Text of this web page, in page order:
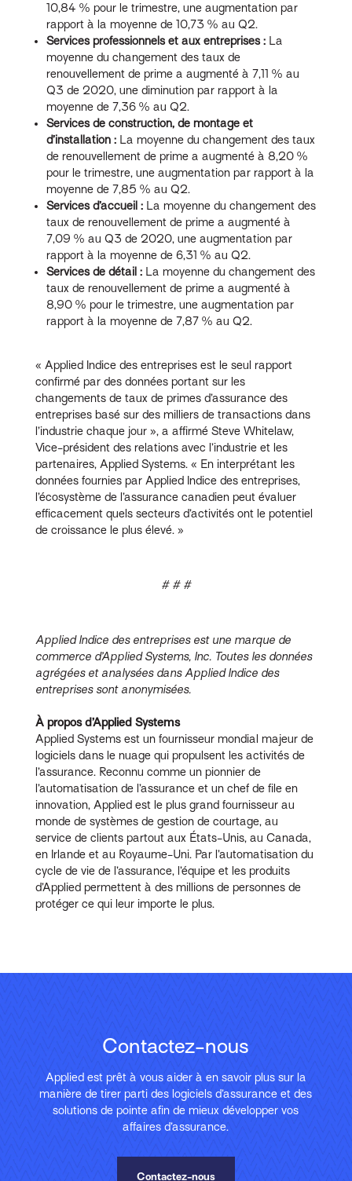
10,84 % pour le trimestre, une augmentation par
rapport à la moyenne de 10,73 % au Q2.
Services professionnels et aux entreprises : La
moyenne du changement des taux de
renouvellement de prime a augmenté à 7,11 % au
Q3 de 2020, une diminution par rapport à la
moyenne de 7,36 % au Q2.
Services de construction, de montage et
d’installation : La moyenne du changement des taux
de renouvellement de prime a augmenté à 8,20 %
pour le trimestre, une augmentation par rapport à la
moyenne de 7,85 % au Q2.
Services d’accueil : La moyenne du changement des
taux de renouvellement de prime a augmenté à
7,09 % au Q3 de 2020, une augmentation par
rapport à la moyenne de 6,31 % au Q2.
Services de détail : La moyenne du changement des
taux de renouvellement de prime a augmenté à
8,90 % pour le trimestre, une augmentation par
rapport à la moyenne de 7,87 % au Q2.
« Applied Indice des entreprises est le seul rapport
confirmé par des données portant sur les
changements de taux de primes d’assurance des
entreprises basé sur des milliers de transactions dans
l’industrie chaque jour », a affirmé Steve Whitelaw,
Vice-président des relations avec l’industrie et les
partenaires, Applied Systems. « En interprétant les
données fournies par Applied Indice des entreprises,
l’écosystème de l’assurance canadien peut évaluer
efficacement quels secteurs d’activités ont le potentiel
de croissance le plus élevé. »
# # #
Applied Indice des entreprises est une marque de
commerce d’Applied Systems, Inc. Toutes les données
agrégées et analysées dans Applied Indice des
entreprises sont anonymisées.
À propos d’Applied Systems
Applied Systems est un fournisseur mondial majeur de
logiciels dans le nuage qui propulsent les activités de
l’assurance. Reconnu comme un pionnier de
l’automatisation de l’assurance et un chef de file en
innovation, Applied est le plus grand fournisseur au
monde de systèmes de gestion de courtage, au
service de clients partout aux États-Unis, au Canada,
en Irlande et au Royaume-Uni. Par l’automatisation du
cycle de vie de l’assurance, l’équipe et les produits
d’Applied permettent à des millions de personnes de
protéger ce qui leur importe le plus.
Contactez-nous
Applied est prêt à vous aider à en savoir plus sur la
manière de tirer parti des logiciels d’assurance et des
solutions de pointe afin de mieux développer vos
affaires d’assurance.
Contactez-nous